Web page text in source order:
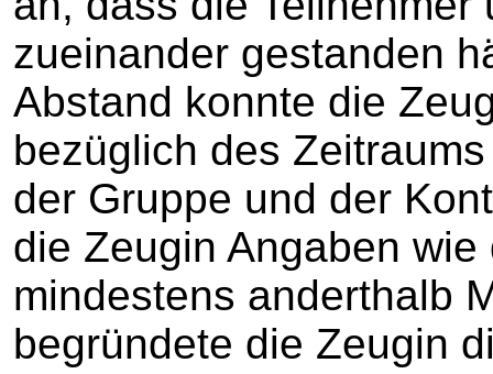
zueinander gestanden
Abstand konnte die
bezüglich des
der Gruppe und der
die Zeugin Angaben
mindestens anderthalb
begründete die Zeugin